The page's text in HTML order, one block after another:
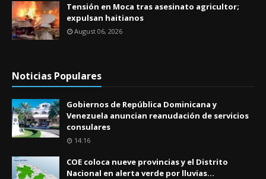
Tensión en Moca tras asesinato agricultor;
expulsan haitianos
August 06, 2026
Noticias Populares
Gobiernos de República Dominicana y
Venezuela anuncian reanudación de servicios
consulares
14:16
COE coloca nueve provincias y el Distrito
Nacional en alerta verde por lluvias...